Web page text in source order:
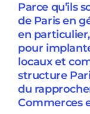
Parce qu’ils
de Paris en
en
pour
locaux et
structure
du
Commerces